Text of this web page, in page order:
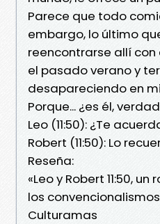
Parece que todo
embargo, lo último
reencontrarse allí
el pasado verano y
desapareciendo en
Porque... ¿es él,
Leo (11:50): ¿Te
Robert (11:50): Lo
Reseña:
«Leo y Robert 11:50,
los
Culturamas